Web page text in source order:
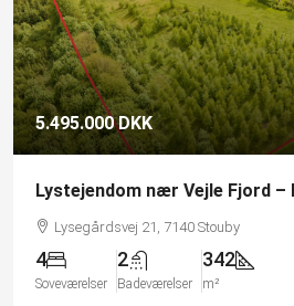
5.495.000 DKK
Lystejendom nær Vejle Fjord –
Lysegårdsvej 21, 7140 Stouby
4
Soveværelser
2
Badeværelser
342
m²